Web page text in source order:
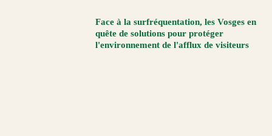
Face à la surfréquentation, les Vosges en
quête de solutions pour protéger
l'environnement de l'afflux de visiteurs